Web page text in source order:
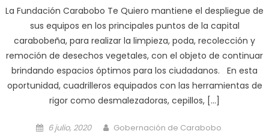
La Fundación Carabobo Te Quiero mantiene el despliegue de
sus equipos en los principales puntos de la capital
carabobeña, para realizar la limpieza, poda, recolección y
remoción de desechos vegetales, con el objeto de continuar
brindando espacios óptimos para los ciudadanos. En esta
oportunidad, cuadrilleros equipados con las herramientas de
rigor como desmalezadoras, cepillos, […]
Posted on
6 julio, 2020 Author
Gobernación de Carabobo